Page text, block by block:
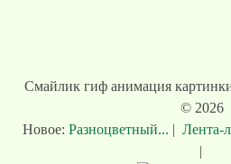
Смайлик гиф анимация
© 2026
Новое: Разноцветный... | Лента-
|